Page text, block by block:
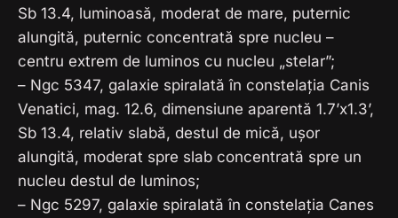
Sb 13.4, luminoasă, moderat de mare, puternic
alungită, puternic concentrată spre nucleu –
centru extrem de luminos cu nucleu „stelar”;
– Ngc 5347, galaxie spiralată în constelația Canis
Venatici, mag. 12.6, dimensiune aparentă 1.7’x1.3’,
Sb 13.4, relativ slabă, destul de mică, ușor
alungită, moderat spre slab concentrată spre un
nucleu destul de luminos;
– Ngc 5297, galaxie spiralată în constelația Canes